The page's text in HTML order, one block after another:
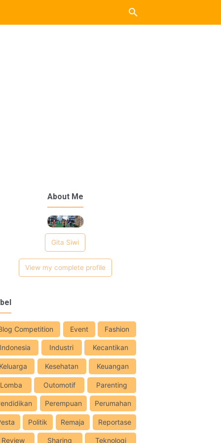
About Me
Gita Siwi
View my complete profile
Competition Event Fashion
Indonesia Industri Kecantikan
Keluarga Kesehatan Keuangan
Lomba Outomotif Parenting
Perempuan Perumahan
Politik Remaja Reportase
Review Sharing Teknologi